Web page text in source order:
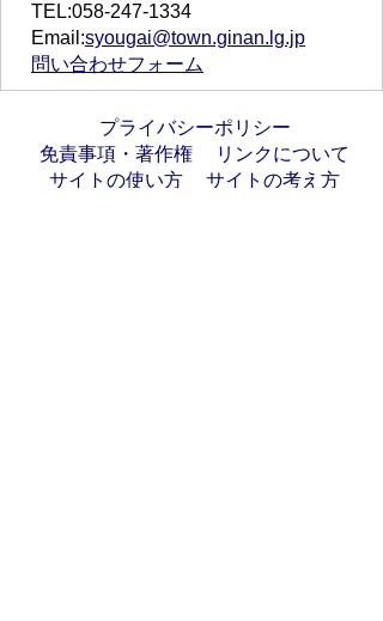
TEL:058-247-1334
Email:syougai@town.ginan.lg.jp
問い合わせフォーム
プライバシーポリシー
免責事項・著作権
リンクについて
サイトの使い方
サイトの考え方